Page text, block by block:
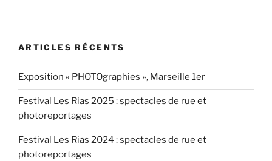
2019,
des
trophées
pour
solistes
duos »
ARTICLES RÉCENTS
Exposition « PHOTOgraphies », Marseille 1er
Festival Les Rias 2025 : spectacles de rue et
photoreportages
Festival Les Rias 2024 : spectacles de rue et
photoreportages